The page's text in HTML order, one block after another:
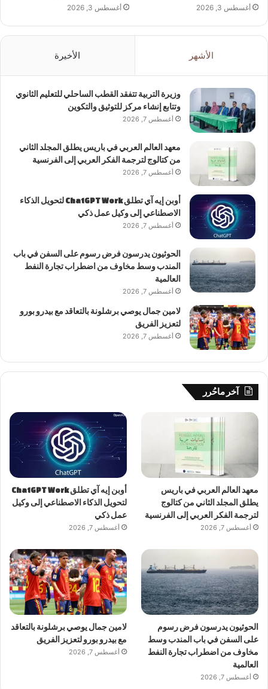
أغسطس 3, 2026
أغسطس 3, 2026
الأشهر الأخيرة
وزيرة التربية تتفقد القطب الساحلي للتعليم الثانوي
وتتابع إنشاء مركز للتوثيق والتكوين
أغسطس 7, 2026
معهد العالم العربي في باريس يطلق المجلد الثاني
من كتالوج لترجمة الفكر العربي إلى الفرنسية
أغسطس 7, 2026
أوبن إيه آي تطلق ChatGPT Work لتحويل الذكاء
الاصطناعي إلى وكيل عمل ذكي
أغسطس 7, 2026
الحوثيون يدرسون فرض رسوم على السفن في باب
المندب وسط مخاوف من اضطراب تجارة النفط
العالمية
أغسطس 7, 2026
لامين جمال يوصي برشلونة بالتعاقد مع بيدرو بورو
لتعزيز الفريق
أغسطس 7, 2026
آخر ماحُرر
معهد العالم العربي في باريس
يطلق المجلد الثاني من كتالوج
لترجمة الفكر العربي إلى الفرنسية
أغسطس 7, 2026
أوبن إيه آي تطلق ChatGPT Work
لتحويل الذكاء الاصطناعي إلى وكيل
عمل ذكي
أغسطس 7, 2026
الحوثيون يدرسون فرض رسوم
على السفن في باب المندب وسط
مخاوف من اضطراب تجارة النفط
العالمية
أغسطس 7, 2026
لامين جمال يوصي برشلونة بالتعاقد
مع بيدرو بورو لتعزيز الفريق
أغسطس 7, 2026